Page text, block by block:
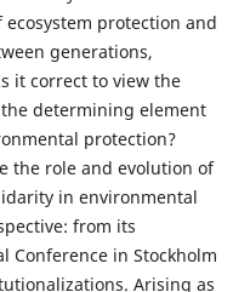
protection and
generations,
it correct to view the
determining element
protection?
the role and evolution of
in environmental
from its
Conference in Stockholm
Arising as